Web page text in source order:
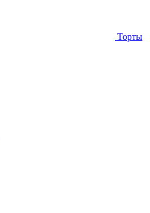
Торты